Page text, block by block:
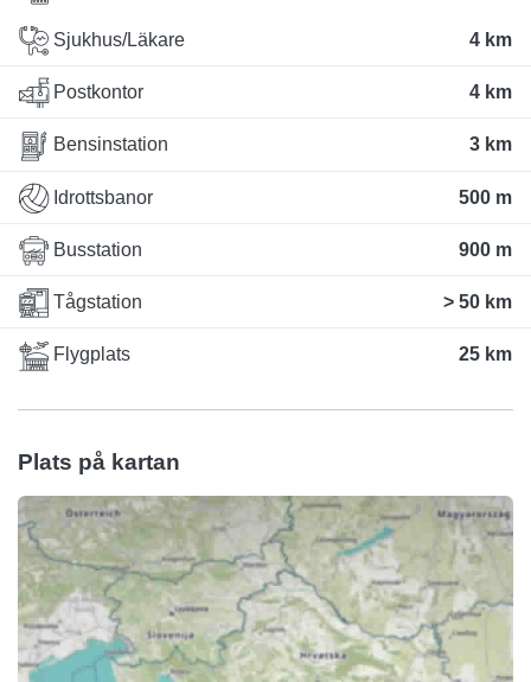
Sjukhus/Läkare 4 km
Postkontor 4 km
Bensinstation 3 km
Idrottsbanor 500 m
Busstation 900 m
Tågstation > 50 km
Flygplats 25 km
Plats på kartan